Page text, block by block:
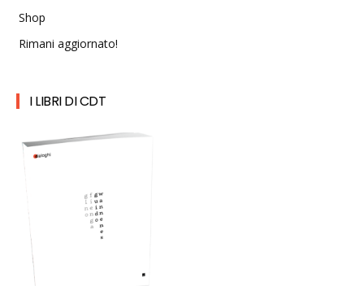
Shop
Rimani aggiornato!
I LIBRI DI CDT